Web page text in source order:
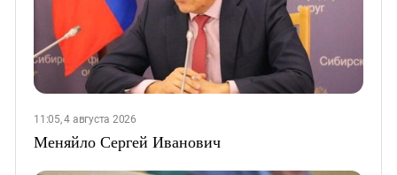
11:05, 4 августа 2026
Меняйло Сергей Иванович